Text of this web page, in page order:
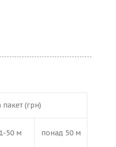
пакет (грн)
50 м понад 50 м